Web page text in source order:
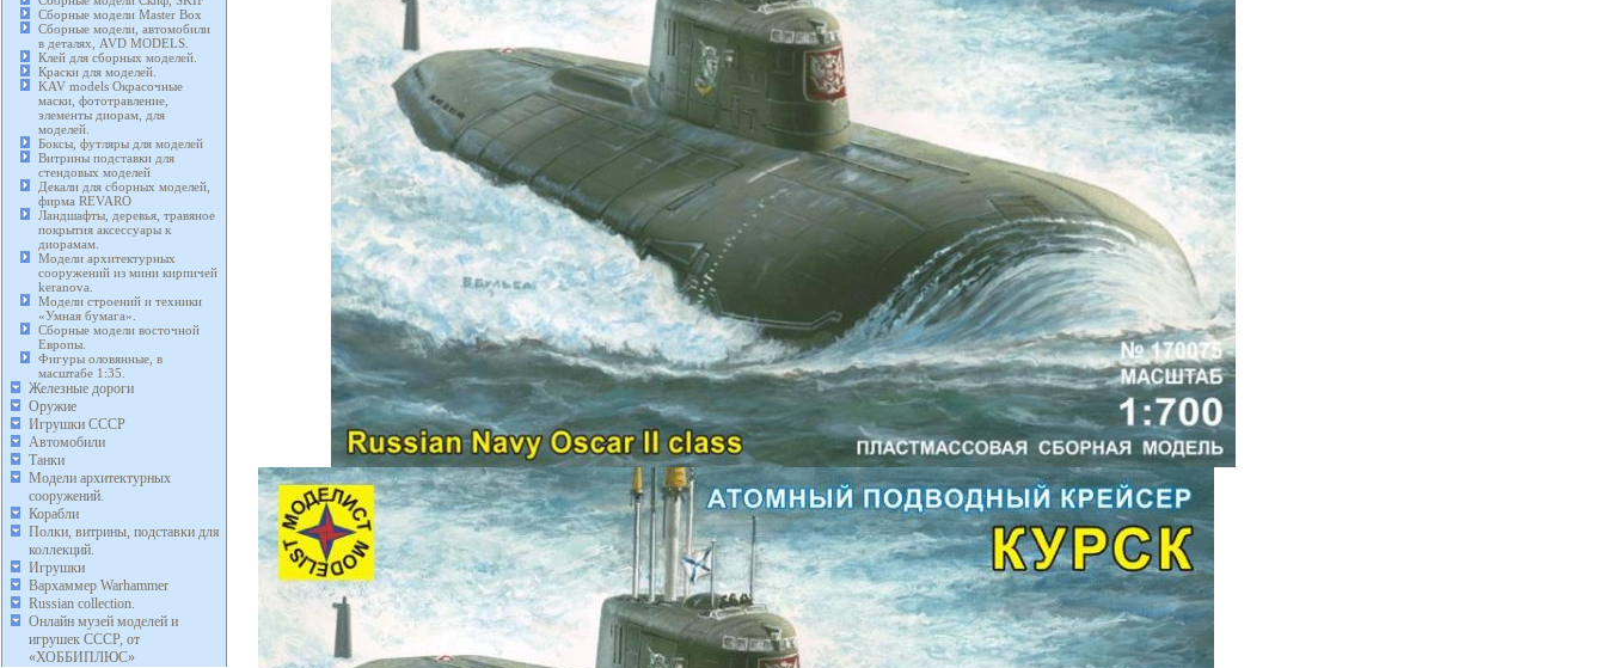
Сборные модели Master Box
Сборные модели, автомобили
в деталях, AVD MODELS.
Клей для сборных моделей.
Краски для моделей.
KAV models Окрасочные
маски, фототравление,
элементы диорам, для
моделей.
Боксы, футляры для моделей
Витрины подставки для
стендовых моделей
Декали для сборных моделей,
фирма REVARO
Ландшафты, деревья, травяное
покрытия аксессуары к
диорамам.
Модели архитектурных
сооружений из мини кирпичей
keranova.
Модели строений и техники
«Умная бумага».
Сборные модели восточной
Европы.
Фигуры оловянные, в
масштабе 1:35.
Железные дороги
Оружие
Игрушки СССР
Автомобили
Танки
Модели архитектурных
сооружений.
Корабли
Полки, витрины, подставки для
коллекций.
Игрушки
Вархаммер Warhammer
Russian collection.
Онлайн музей моделей и
игрушек СССР, от
«ХОББИПЛЮС»